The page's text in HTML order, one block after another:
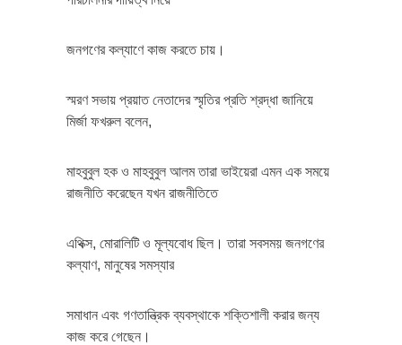
জনগণের কল্যাণে কাজ করতে চায়।
স্মরণ সভায় প্রয়াত নেতাদের স্মৃতির প্রতি শ্রদ্ধা জানিয়ে
মির্জা ফখরুল বলেন,
মাহবুবুল হক ও মাহবুবুল আলম তারা ভাইয়েরা এমন এক সময়ে
রাজনীতি করেছেন যখন রাজনীতিতে
এথিক্স, মোরালিটি ও মূল্যবোধ ছিল। তারা সবসময় জনগণের
কল্যাণ, মানুষের সমস্যার
সমাধান এবং গণতান্ত্রিক ব্যবস্থাকে শক্তিশালী করার জন্য
কাজ করে গেছেন।